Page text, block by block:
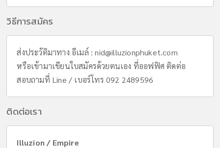
วิธีการสมัคร
ส่งประวัติมาทาง อีเมล์ :nid@illuzionphuket.com
หรือเข้ามาเขียนใบสมัครด้วยตนเอง ที่ออฟฟิศ ติดต่อ
สอบถามที่ Line / เบอร์โทร 092 2489596
ติดต่อเรา
Illuzion / Empire